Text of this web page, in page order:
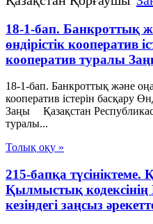
18-1-бап. Банкроттық
өндірістік кооператив
кооператив туралы
18-1-бап. Банкроттық және
кооператив iстерiн басқару
Заңы Қазақстан
туралы...
Толық оқу »
215-бапқа түсініктеме.
Қылмыстық
кезіндегі заңсыз